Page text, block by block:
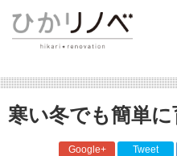
リノベーションのひかリノベ
寒い冬でも簡単に育てられる植物
寒い冬でも簡単
Google+ Tweet